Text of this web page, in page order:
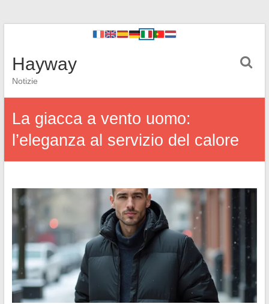
Hayway
Notizie
La giacca a vento uomo:
l’eleganza al servizio del calore